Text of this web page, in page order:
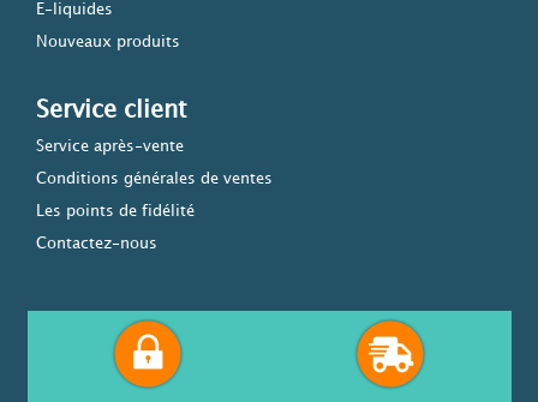
E-liquides
Nouveaux produits
Service client
Service après-vente
Conditions générales de ventes
Les points de fidélité
Contactez-nous